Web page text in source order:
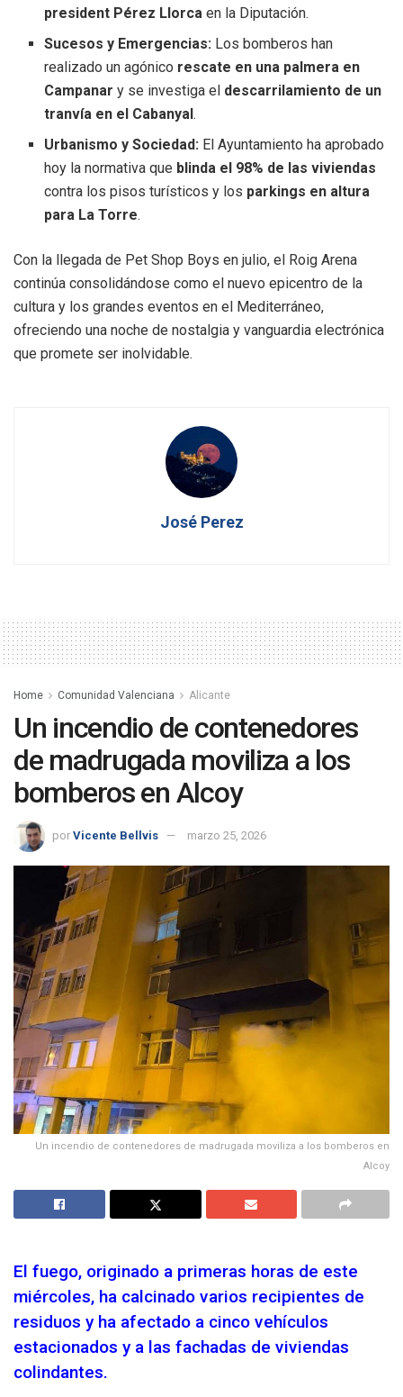
president Pérez Llorca en la Diputación.
Sucesos y Emergencias: Los bomberos han
realizado un agónico rescate en una palmera en
Campanar y se investiga el descarrilamiento de un
tranvía en el Cabanyal.
Urbanismo y Sociedad: El Ayuntamiento ha aprobado
hoy la normativa que blinda el 98% de las viviendas
contra los pisos turísticos y los parkings en altura
para La Torre.
Con la llegada de Pet Shop Boys en julio, el Roig Arena
continúa consolidándose como el nuevo epicentro de la
cultura y los grandes eventos en el Mediterráneo,
ofreciendo una noche de nostalgia y vanguardia electrónica
que promete ser inolvidable.
José Perez
Home Comunidad Valenciana Alicante
Un incendio de contenedores
de madrugada moviliza a los
bomberos en Alcoy
por Vicente Bellvis marzo 25, 2026
Un incendio de contenedores de madrugada moviliza a los bomberos en
Alcoy
El fuego, originado a primeras horas de este
miércoles, ha calcinado varios recipientes de
residuos y ha afectado a cinco vehículos
estacionados y a las fachadas de viviendas
colindantes.